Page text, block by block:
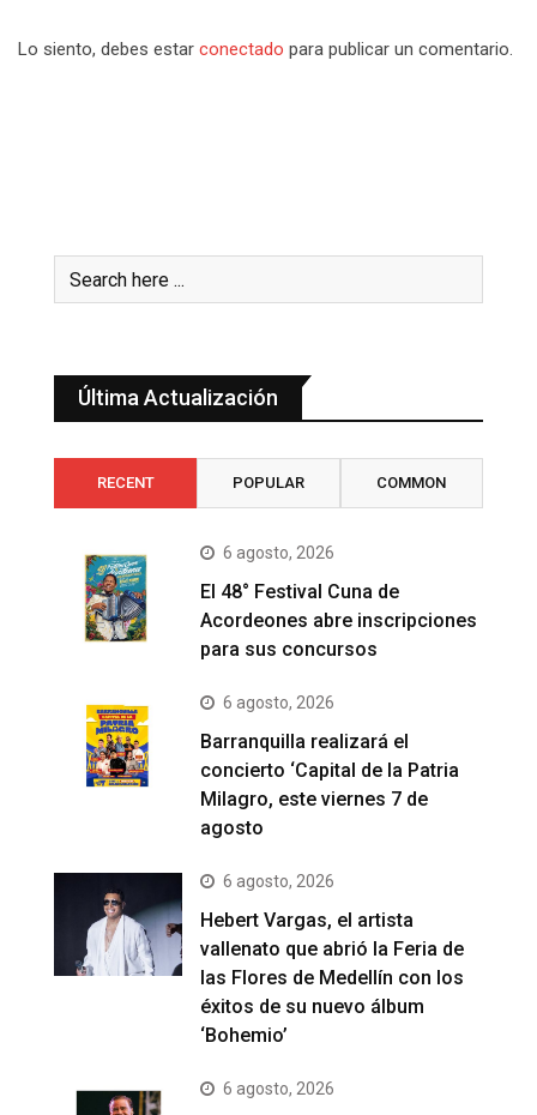
Lo siento, debes estar conectado para publicar un comentario.
Última Actualización
RECENT POPULAR COMMON
6 agosto, 2026
El 48° Festival Cuna de
Acordeones abre inscripciones
para sus concursos
6 agosto, 2026
Barranquilla realizará el
concierto ‘Capital de la Patria
Milagro, este viernes 7 de
agosto
6 agosto, 2026
Hebert Vargas, el artista
vallenato que abrió la Feria de
las Flores de Medellín con los
éxitos de su nuevo álbum
‘Bohemio’
6 agosto, 2026